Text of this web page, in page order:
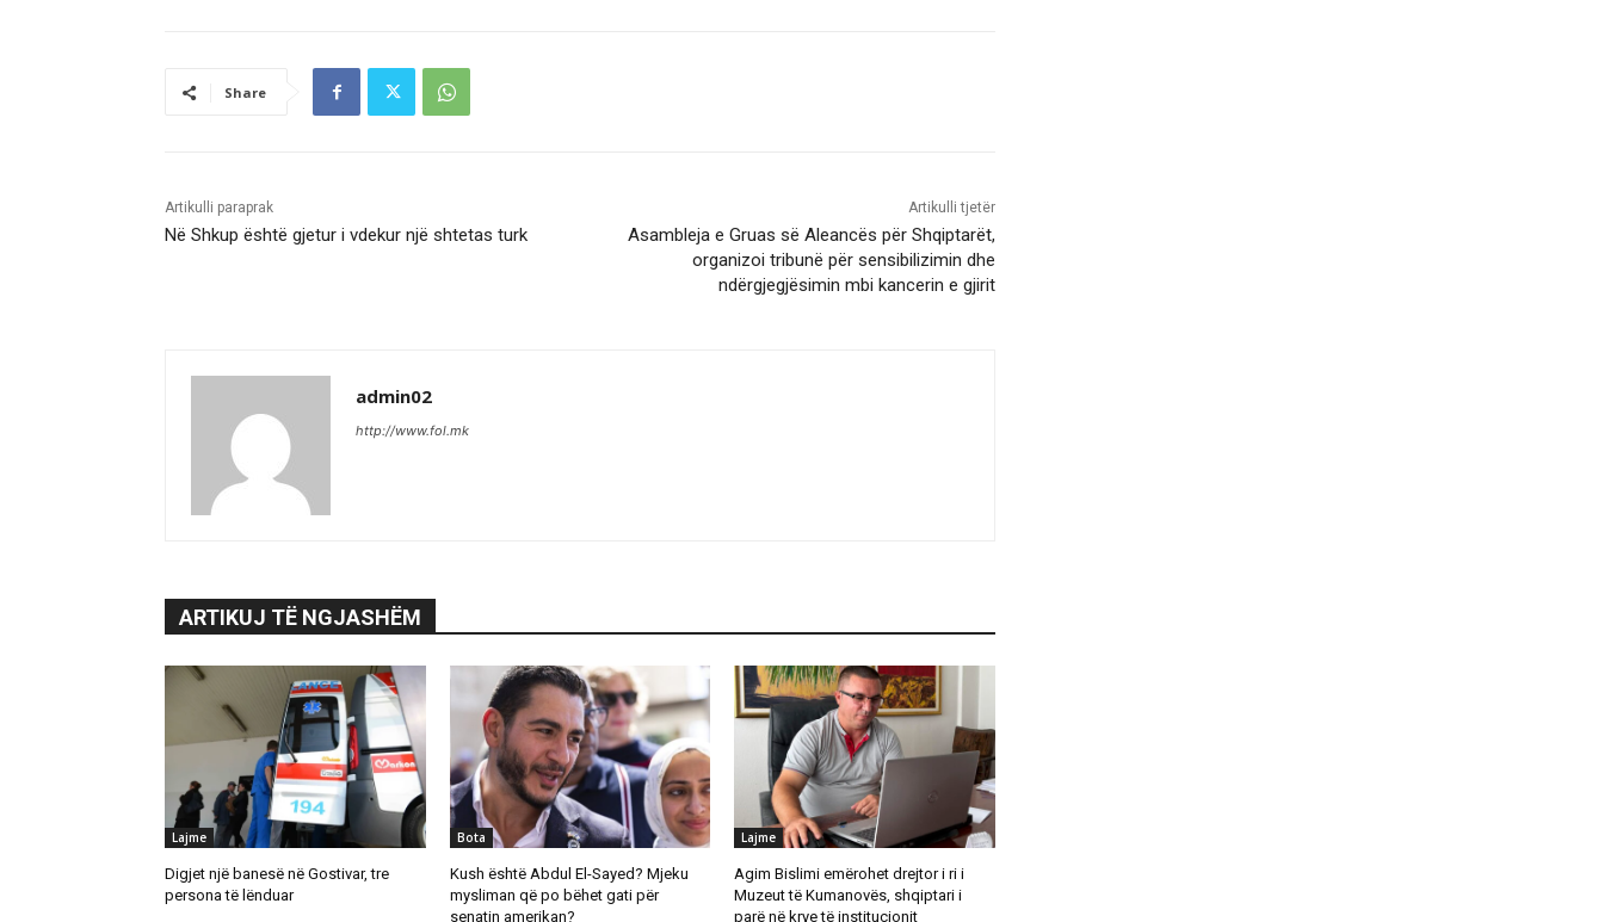
Share
Artikulli paraprak
Në Shkup është gjetur i vdekur një shtetas turk
Artikulli tjetër
Asambleja e Gruas së Aleancës për Shqiptarët,
organizoi tribunë për sensibilizimin dhe
ndërgjegjësimin mbi kancerin e gjirit
admin02
http://www.fol.mk
ARTIKUJ TË NGJASHËM
Lajme
Digjet një banesë në Gostivar, tre
persona të lënduar
Bota
Kush është Abdul El-Sayed? Mjeku
mysliman që po bëhet gati për
senatin amerikan?
Lajme
Agim Bislimi emërohet drejtor i ri i
Muzeut të Kumanovës, shqiptari i
parë në krye të institucionit